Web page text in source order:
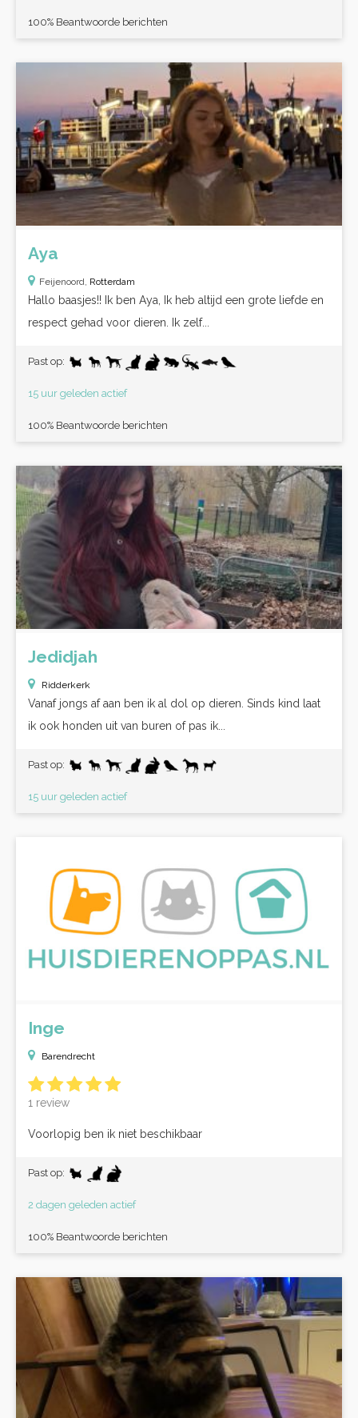
100% Beantwoorde berichten
Aya
Feijenoord, Rotterdam
Hallo baasjes!! Ik ben Aya, Ik heb altijd een grote liefde en
respect gehad voor dieren. Ik zelf...
Past op:
15 uur geleden actief
100% Beantwoorde berichten
Jedidjah
Ridderkerk
Vanaf jongs af aan ben ik al dol op dieren. Sinds kind laat
ik ook honden uit van buren of pas ik...
Past op:
15 uur geleden actief
Inge
Barendrecht
1 review
Voorlopig ben ik niet beschikbaar
Past op:
2 dagen geleden actief
100% Beantwoorde berichten